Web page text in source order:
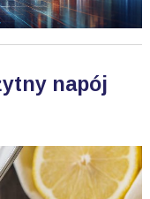
napój